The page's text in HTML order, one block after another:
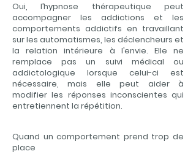
Oui, l’hypnose thérapeutique peut
accompagner les addictions et les
comportements addictifs en travaillant
sur les automatismes, les déclencheurs et
la relation intérieure à l’envie. Elle ne
remplace pas un suivi médical ou
addictologique lorsque celui-ci est
nécessaire, mais elle peut aider à
modifier les réponses inconscientes qui
entretiennent la répétition.
Quand un comportement prend trop de
place